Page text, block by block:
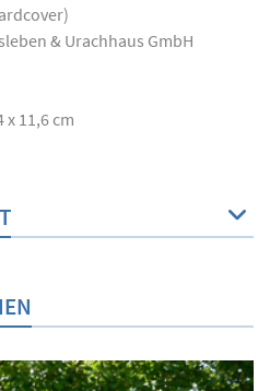
& Urachhaus GmbH
x 11,6 cm